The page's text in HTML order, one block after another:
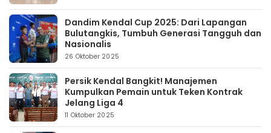
Dandim Kendal Cup 2025: Dari Lapangan
Bulutangkis, Tumbuh Generasi Tangguh dan
Nasionalis
26 Oktober 2025
Persik Kendal Bangkit! Manajemen
Kumpulkan Pemain untuk Teken Kontrak
Jelang Liga 4
11 Oktober 2025